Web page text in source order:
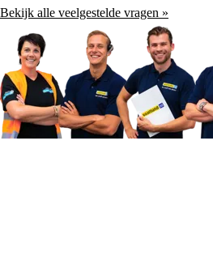
Bekijk alle veelgestelde vragen »